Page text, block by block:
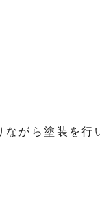
がら塗装を行